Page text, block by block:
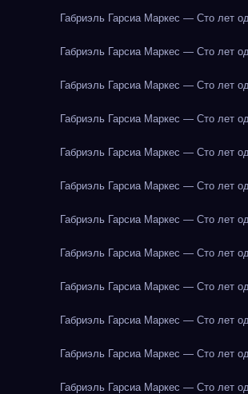
Габриэль Гарсиа Маркес — Сто лет
Габриэль Гарсиа Маркес — Сто лет
Габриэль Гарсиа Маркес — Сто лет
Габриэль Гарсиа Маркес — Сто лет
Габриэль Гарсиа Маркес — Сто лет
Габриэль Гарсиа Маркес — Сто лет
Габриэль Гарсиа Маркес — Сто лет
Габриэль Гарсиа Маркес — Сто лет
Габриэль Гарсиа Маркес — Сто лет
Габриэль Гарсиа Маркес — Сто лет
Габриэль Гарсиа Маркес — Сто лет
Габриэль Гарсиа Маркес — Сто лет